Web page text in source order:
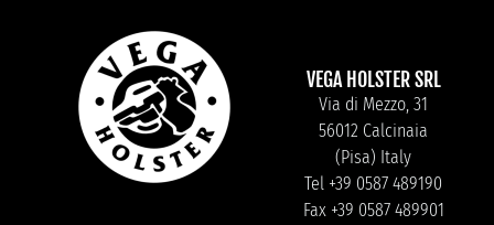
VEGA HOLSTER SRL
Via di Mezzo, 31
56012 Calcinaia
(Pisa) Italy
Tel +39 0587 489190
Fax +39 0587 489901